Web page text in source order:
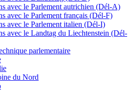
avec le Parlement autrichien (Dél-A)
avec le Parlement français (Dél-F)
avec le Parlement italien (Dél-I)
avec le Landtag du Liechtenstein (Dél-
parlementaire
du Nord